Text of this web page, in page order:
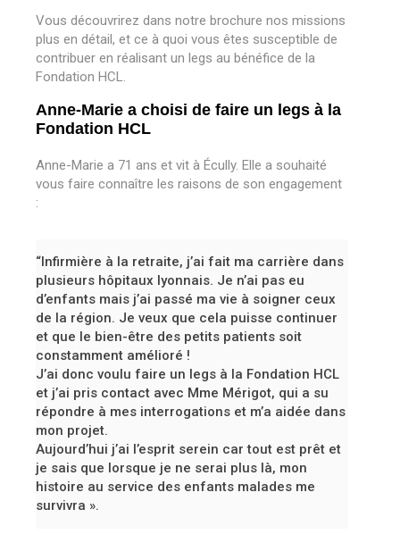
Vous découvrirez dans notre brochure nos missions
plus en détail, et ce à quoi vous êtes susceptible de
contribuer en réalisant un legs au bénéfice de la
Fondation HCL.
Anne-Marie a choisi de faire un legs à la
Fondation HCL
Anne-Marie a 71 ans et vit à Écully. Elle a souhaité
vous faire connaître les raisons de son engagement
:
“Infirmière à la retraite, j’ai fait ma carrière dans
plusieurs hôpitaux lyonnais. Je n’ai pas eu
d’enfants mais j’ai passé ma vie à soigner ceux
de la région. Je veux que cela puisse continuer
et que le bien-être des petits patients soit
constamment amélioré !
J’ai donc voulu faire un legs à la Fondation HCL
et j’ai pris contact avec Mme Mérigot, qui a su
répondre à mes interrogations et m’a aidée dans
mon projet.
Aujourd’hui j’ai l’esprit serein car tout est prêt et
je sais que lorsque je ne serai plus là, mon
histoire au service des enfants malades me
survivra ».